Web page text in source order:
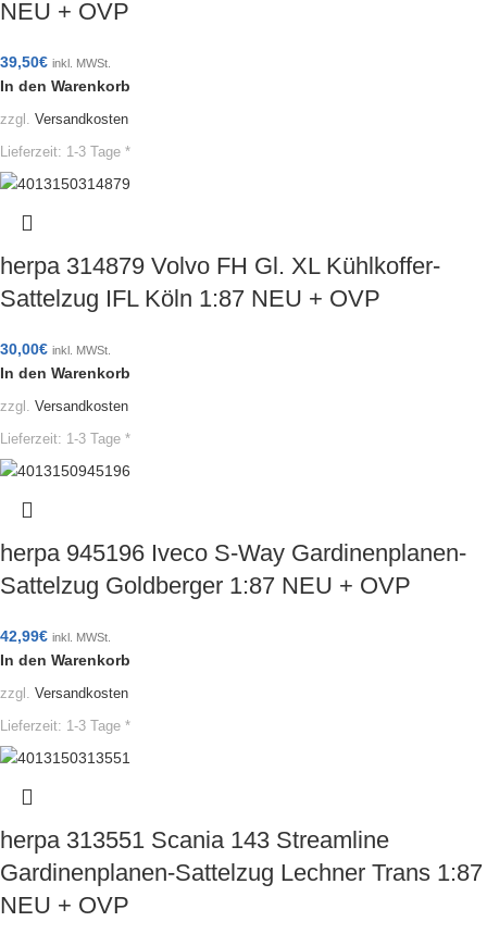
NEU + OVP
39,50€ inkl. MWSt.
In den Warenkorb
zzgl. Versandkosten
Lieferzeit: 1-3 Tage *
herpa 314879 Volvo FH Gl. XL Kühlkoffer-
Sattelzug IFL Köln 1:87 NEU + OVP
30,00€ inkl. MWSt.
In den Warenkorb
zzgl. Versandkosten
Lieferzeit: 1-3 Tage *
herpa 945196 Iveco S-Way Gardinenplanen-
Sattelzug Goldberger 1:87 NEU + OVP
42,99€ inkl. MWSt.
In den Warenkorb
zzgl. Versandkosten
Lieferzeit: 1-3 Tage *
herpa 313551 Scania 143 Streamline
Gardinenplanen-Sattelzug Lechner Trans 1:87
NEU + OVP